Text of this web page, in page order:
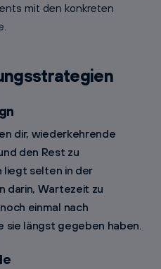
mit den konkreten
dir, wiederkehrende
den Rest zu
liegt selten in der
darin, Wartezeit zu
einmal nach
sie längst gegeben haben.